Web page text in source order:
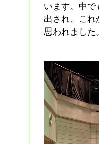
います。中で
出され、こ
思われました